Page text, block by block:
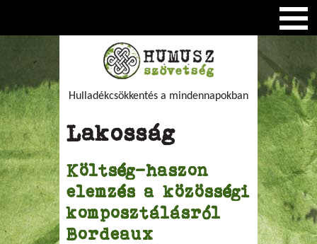
Hulladékcsökkentés a mindennapokban
Lakosság
Költség-haszon
elemzés a közösségi
komposztálásról
Bordeaux